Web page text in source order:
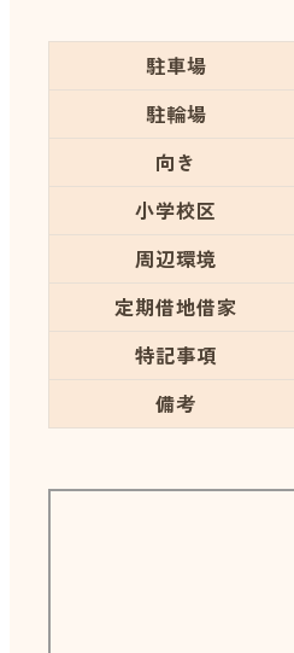
駐車場
駐輪場
向き
小学校区
周辺環境
定期借地借家
特記事項
備考